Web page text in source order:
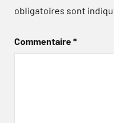
obligatoires sont
Commentaire*